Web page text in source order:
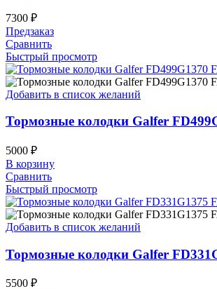
7300 ₽
Предзаказ
Сравнить
Быстрый просмотр
Добавить в список желаний
Тормозные колодки Galfer
5000 ₽
В корзину
Сравнить
Быстрый просмотр
Добавить в список желаний
Тормозные колодки Galfer
5500 ₽